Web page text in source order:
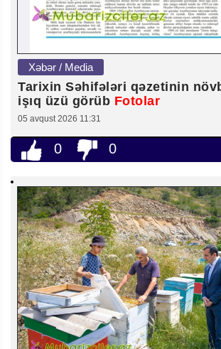
Xəbər / Media
Tarixin Səhifələri qəzetinin
işıq üzü görüb Fotolar
05 avqust 2026 11:31
0 0